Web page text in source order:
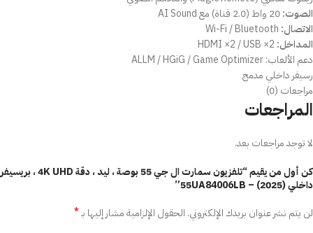
الصوت:
الاتصال:
المداخل:
دعم الألعاب: ALLM / HGiG / Game Optimizer
رسيفر داخلي مدمج
مراجعات (0)
المراجعات
لا توجد مراجعات بعد.
كن أول من يقيم “تلفزيون سمارت ال جي 55 بوصة ، ليد ، دقة 4K UHD ، بريسيفر
داخلي (2025) – 55UA84006LB”
لن يتم نشر عنوان بريدك الإلكتروني. الحقول الإلزامية مشار إليها بـ*